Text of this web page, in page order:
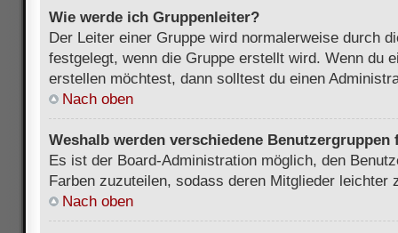
Wie werde ich Gruppenleiter?
Der Leiter einer Gruppe wird normalerweise durch
festgelegt, wenn die Gruppe erstellt wird. Wenn du
erstellen möchtest, dann solltest du einen
Nach oben
Weshalb werden verschiedene
Es ist der Board-Administration möglich, den
Farben zuzuteilen, sodass deren Mitglieder leichter
Nach oben